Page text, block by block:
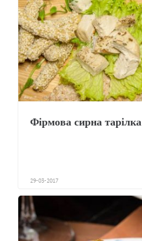
Фірмова сирна тарілка
29-03-2017